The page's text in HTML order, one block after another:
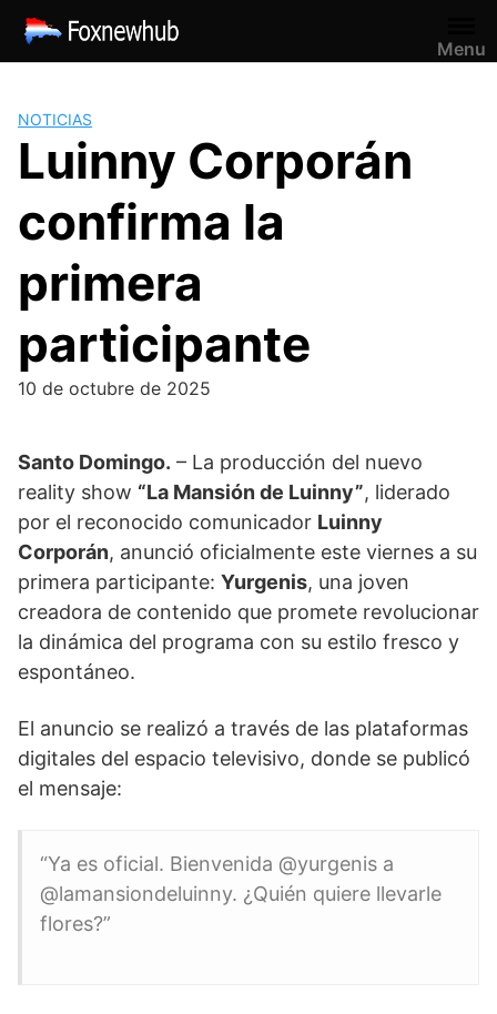
Saltar
contenido
Menu
NOTICIAS
Luinny Corporán
confirma la
primera
participante
10 de octubre de 2025
Santo Domingo. – La producción del nuevo
reality show “La Mansión de Luinny”, liderado
por el reconocido comunicador Luinny
Corporán, anunció oficialmente este viernes a su
primera participante: Yurgenis, una joven
creadora de contenido que promete revolucionar
la dinámica del programa con su estilo fresco y
espontáneo.
El anuncio se realizó a través de las plataformas
digitales del espacio televisivo, donde se publicó
el mensaje:
“Ya es oficial. Bienvenida @yurgenis a
@lamansiondeluinny. ¿Quién quiere llevarle
flores?”